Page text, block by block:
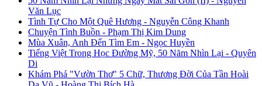
Văn Lục
Tình Tự Cho Một Quê Hương - Nguyễn Công Khanh
Chuyện Tình Buồn - Phạm Thị Kim Dung
Mùa Xuân, Anh Đến Tìm Em - Ngọc Huyền
Tiếng Việt Trong Học Đường Mỹ, 50 Năm Nhìn Lại - Quyên
Di
Khám Phá "Vườn Thơ" 5 Chữ, Thương Đời Của Tần Hoài